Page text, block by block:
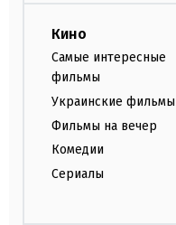
Кино
Самые интересные
фильмы
Украинские фильмы
Фильмы на вечер
Комедии
Сериалы